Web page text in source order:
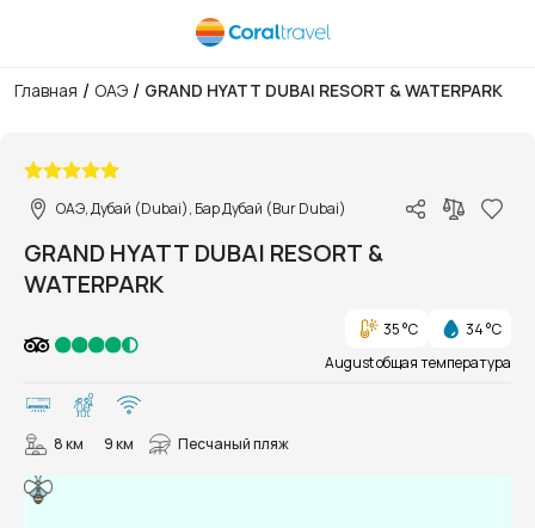
Главная / ОАЭ / GRAND HYATT DUBAI RESORT & WATERPARK
ОАЭ, Дубай (Dubai), Бар Дубай (Bur Dubai)
GRAND HYATT DUBAI RESORT &
WATERPARK
35 °C
34 °C
August общая температура
8 км 9 км Песчаный пляж